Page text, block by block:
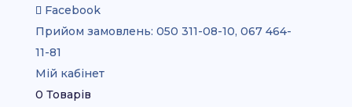
Facebook
Прийом замовлень: 050 311-08-10, 067 464-
11-81
Мій кабінет
0 Товарів